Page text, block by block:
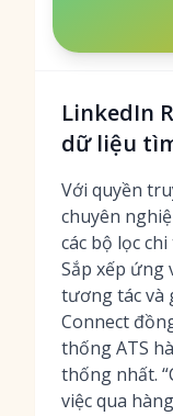
LinkedIn
dữ liệu
Với quyền
chuyên
các bộ lọc
Sắp xếp ứng
tương tác và
Connect
thống ATS
thống nhất.
việc qua